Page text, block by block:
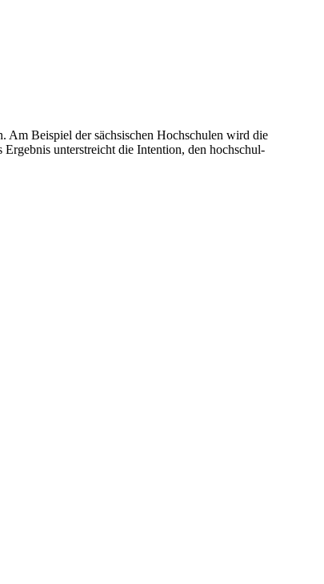
Am Beispiel der sächsischen Hochschulen wird die
unterstreicht die Intention, den hochschul-